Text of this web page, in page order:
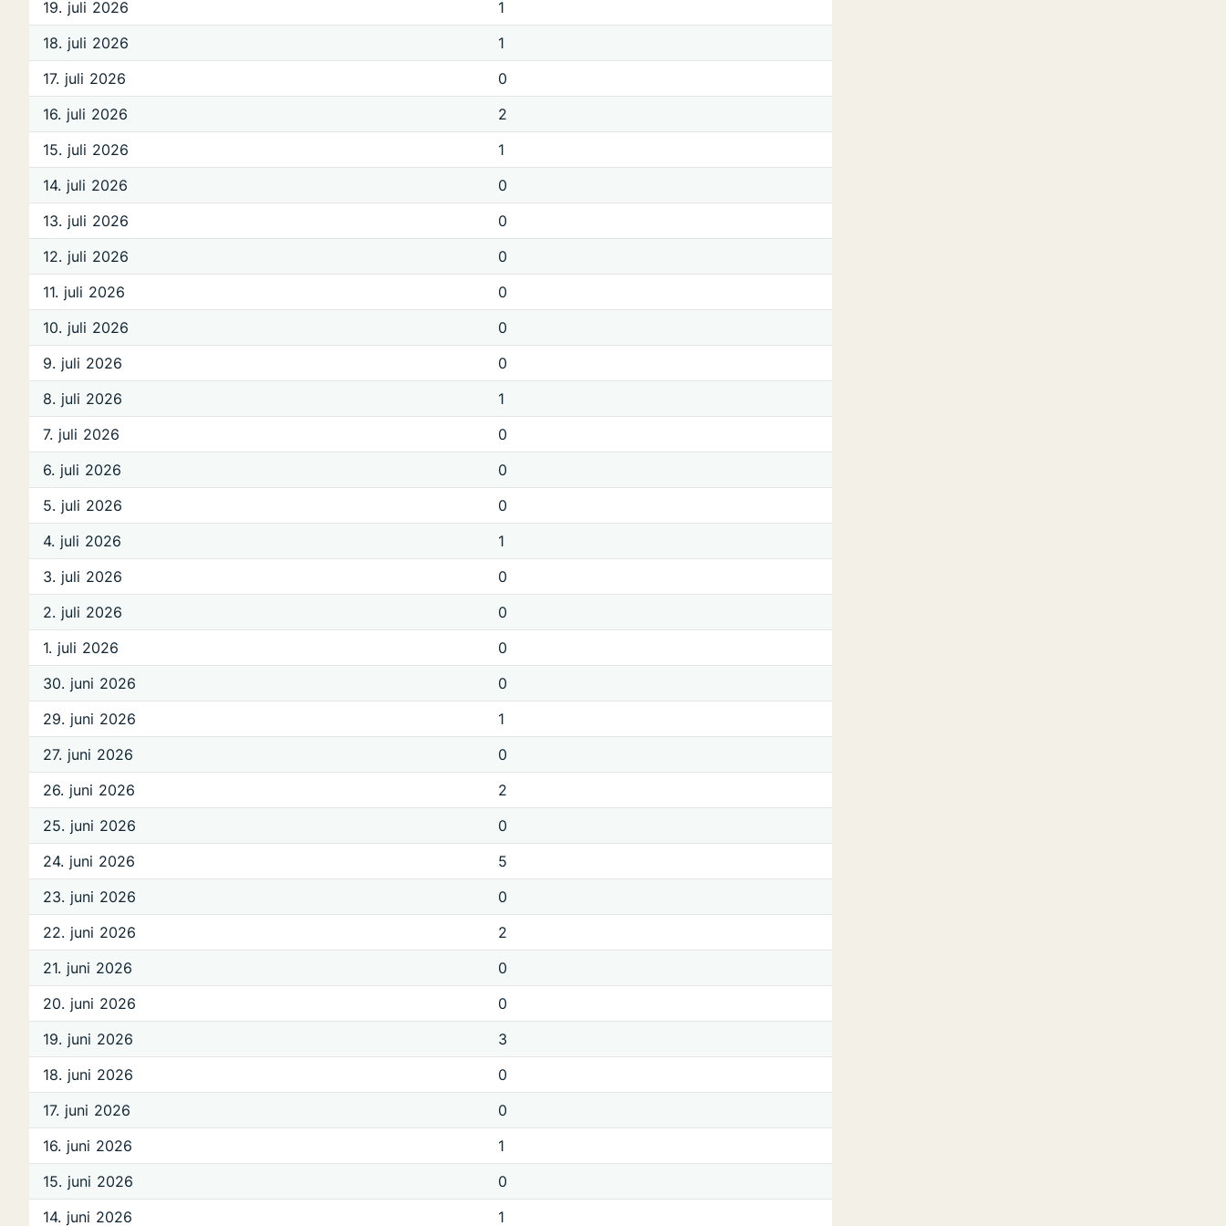
19. juli 2026
1
18. juli 2026
1
17. juli 2026
0
16. juli 2026
2
15. juli 2026
1
14. juli 2026
0
13. juli 2026
0
12. juli 2026
0
11. juli 2026
0
10. juli 2026
0
9. juli 2026
0
8. juli 2026
1
7. juli 2026
0
6. juli 2026
0
5. juli 2026
0
4. juli 2026
1
3. juli 2026
0
2. juli 2026
0
1. juli 2026
0
30. juni 2026
0
29. juni 2026
1
27. juni 2026
0
26. juni 2026
2
25. juni 2026
0
24. juni 2026
5
23. juni 2026
0
22. juni 2026
2
21. juni 2026
0
20. juni 2026
0
19. juni 2026
3
18. juni 2026
0
17. juni 2026
0
16. juni 2026
1
15. juni 2026
0
14. juni 2026
1